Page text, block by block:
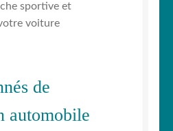
sportive et
voiture
de
automobile